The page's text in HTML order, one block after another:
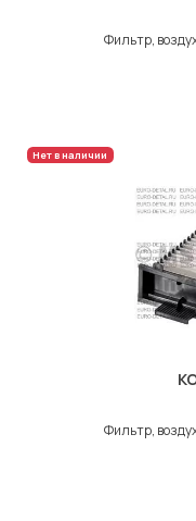
Фильтр,
Нет в наличии
Фильтр,